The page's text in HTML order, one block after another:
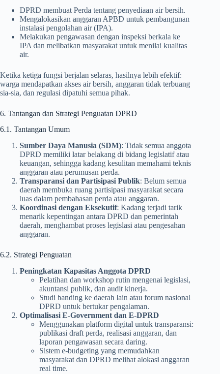
DPRD membuat Perda tentang penyediaan air bersih.
Mengalokasikan anggaran APBD untuk pembangunan
instalasi pengolahan air (IPA).
Melakukan pengawasan dengan inspeksi berkala ke
IPA dan melibatkan masyarakat untuk menilai kualitas
air.
Ketika ketiga fungsi berjalan selaras, hasilnya lebih efektif:
warga mendapatkan akses air bersih, anggaran tidak terbuang
sia-sia, dan regulasi dipatuhi semua pihak.
6. Tantangan dan Strategi Penguatan DPRD
6.1. Tantangan Umum
Sumber Daya Manusia (SDM): Tidak semua anggota
DPRD memiliki latar belakang di bidang legislatif atau
keuangan, sehingga kadang kesulitan memahami teknis
anggaran atau perumusan perda.
Transparansi dan Partisipasi Publik: Belum semua
daerah membuka ruang partisipasi masyarakat secara
luas dalam pembahasan perda atau anggaran.
Koordinasi dengan Eksekutif: Kadang terjadi tarik
menarik kepentingan antara DPRD dan pemerintah
daerah, menghambat proses legislasi atau pengesahan
anggaran.
6.2. Strategi Penguatan
Peningkatan Kapasitas Anggota DPRD
Pelatihan dan workshop rutin mengenai legislasi,
akuntansi publik, dan audit kinerja.
Studi banding ke daerah lain atau forum nasional
DPRD untuk bertukar pengalaman.
Optimalisasi E-Government dan E-DPRD
Menggunakan platform digital untuk transparansi:
publikasi draft perda, realisasi anggaran, dan
laporan pengawasan secara daring.
Sistem e-budgeting yang memudahkan
masyarakat dan DPRD melihat alokasi anggaran
real time.